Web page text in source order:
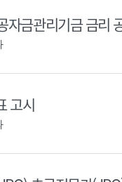
자금관리기금 금리
고시